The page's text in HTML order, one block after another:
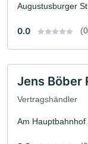
Augustusburger
0.0
Jens Böber
Vertragshändler
Am